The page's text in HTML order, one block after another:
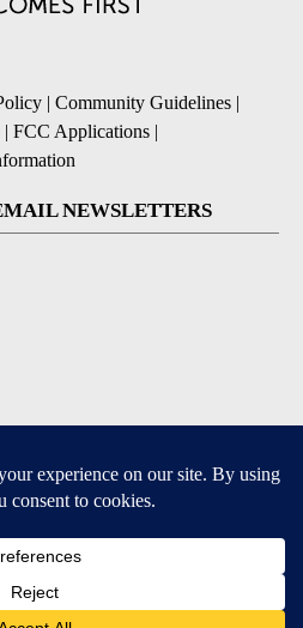
| Community Guidelines |
| FCC Applications |
NEWSLETTERS
iOS and Android